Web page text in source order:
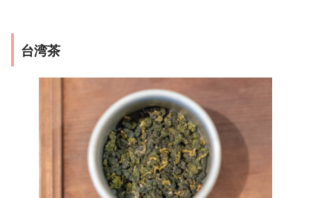
台湾茶